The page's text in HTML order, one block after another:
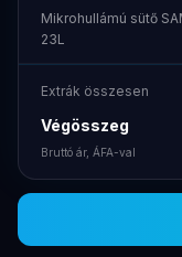
Mikrohullámú sütő
23L
Extrák összesen
Végösszeg
Bruttó ár, ÁFA-val